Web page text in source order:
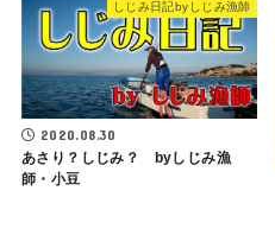
しじみ日記byしじみ漁師
2020.08.30
あさり？しじみ？ byしじみ漁
師・小豆